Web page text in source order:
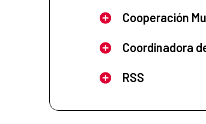
Cooperación
Coordinadora
RSS